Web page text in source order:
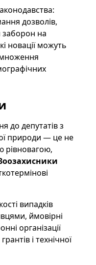
дозволів,
заборон на
новації можуть
до депутатів з
природи — це не
рівновагою,
випадків
ймовірні
організації
і технічної